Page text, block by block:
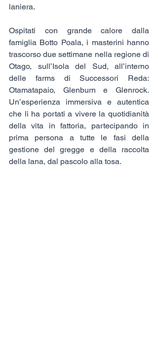
laniera.
Ospitati con grande calore dalla
famiglia Botto Poala, i masterini hanno
trascorso due settimane nella regione di
Otago, sull’Isola del Sud, all’interno
delle farms di Successori Reda:
Otamatapaio, Glenburn e Glenrock.
Un’esperienza immersiva e autentica
che li ha portati a vivere la quotidianità
della vita in fattoria, partecipando in
prima persona a tutte le fasi della
gestione del gregge e della raccolta
della lana, dal pascolo alla tosa.